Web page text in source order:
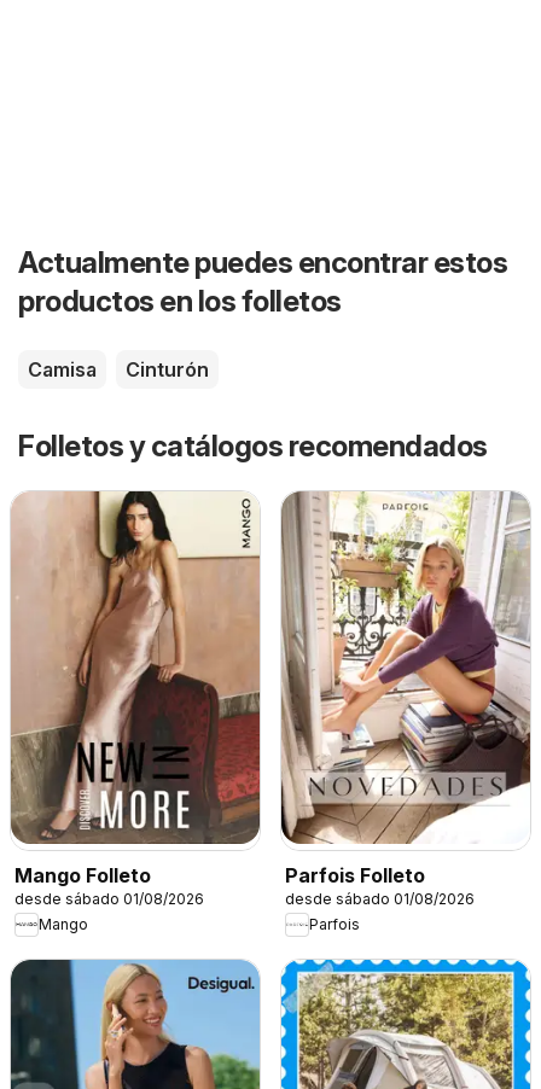
Actualmente puedes encontrar estos
productos en los folletos
Camisa Cinturón
Folletos y catálogos recomendados
Mango Folleto
desde sábado 01/08/2026
Mango
Parfois Folleto
desde sábado 01/08/2026
Parfois